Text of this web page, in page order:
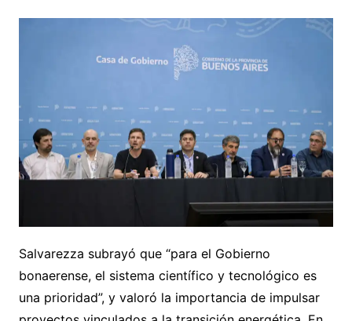
Salvarezza subrayó que “para el Gobierno
bonaerense, el sistema científico y tecnológico es
una prioridad”, y valoró la importancia de impulsar